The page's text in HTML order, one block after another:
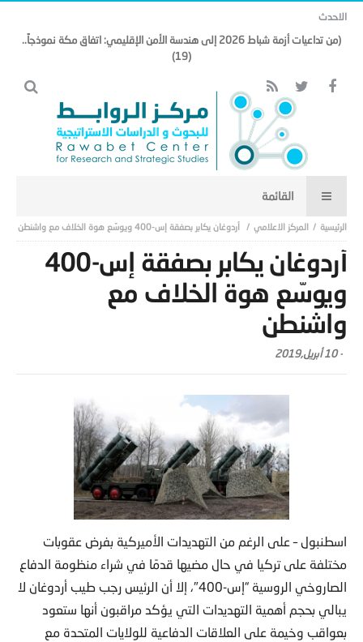
الاحدث
(من تداعيات أزمة شباط 2026 إلى هندسة الأمن الإقليمي: اتفاق مكة نموذجاً..
(19)
المركز الاعلامي أردوغان يكابر بصفقة إس-400 ويوسّع هوة الخلاف مع واشنطن
أردوغان يكابر بصفقة إس-400
ويوسّع هوة الخلاف مع
واشنطن
-10 أبريل,2019
اسطنبول – على الرغم من التهديدات الأميركية بفرض عقوبات
مختلفة على تركيا في حال مضيها قدمًا في شراء منظومة الدفاع
الصاروخي الروسية “إس-400″، إلا أن الرئيس رجب طيب أردوغان لا
يبالي بحجم أهمية التهديدات التي يؤكد مراقبون أنها ستعود
بعواقب وخيمة على العلاقات الدفاعية للولايات المتحدة مع